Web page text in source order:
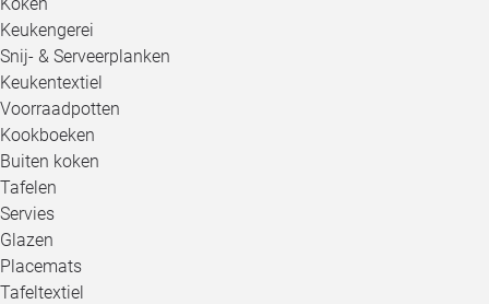
Keukengerei
Snij- & Serveerplanken
Keukentextiel
Voorraadpotten
Kookboeken
Buiten koken
Tafelen
Servies
Glazen
Placemats
Tafeltextiel